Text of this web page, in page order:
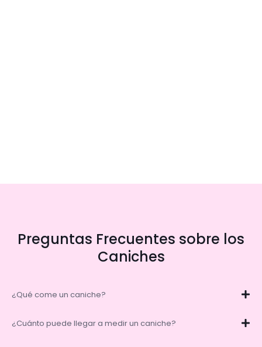
Preguntas Frecuentes sobre los
Caniches
¿Qué come un caniche?
¿Cuánto puede llegar a medir un caniche?